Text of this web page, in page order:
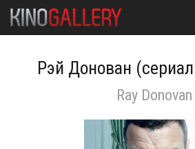
Рэй Донован
Ray Donovan